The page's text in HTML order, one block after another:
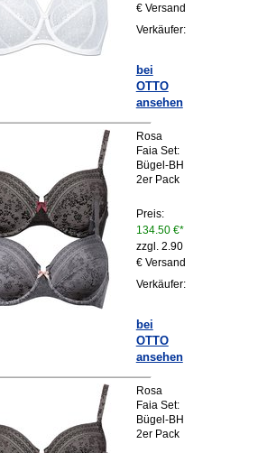
€ Versand
Verkäufer:
bei
OTTO
ansehen
Rosa
Faia Set:
Bügel-BH
2er Pack
Preis:
134.50 €*
zzgl. 2.90
€ Versand
Verkäufer:
bei
OTTO
ansehen
Rosa
Faia Set:
Bügel-BH
2er Pack